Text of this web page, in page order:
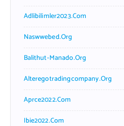
Adlibilimler2023.com
Naswwebed.org
Balithut-Manado.org
Alteregotradingcompany.org
Aprce2022.com
Ibie2022.com